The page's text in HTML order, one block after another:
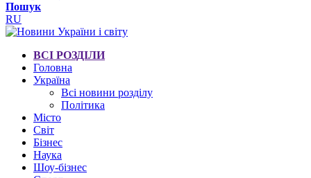
Пошук
RU
ВСІ РОЗДІЛИ
Головна
Україна
Всі новини розділу
Політика
Місто
Світ
Бізнес
Наука
Шоу-бізнес